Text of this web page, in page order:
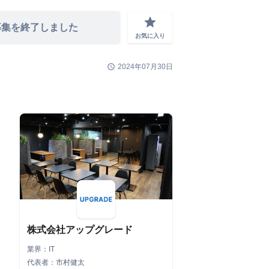
を終了しました grade
お気に入り
schedule 2024年07月30日
株式会社アップグレード
業界：IT
代表者：市村健太